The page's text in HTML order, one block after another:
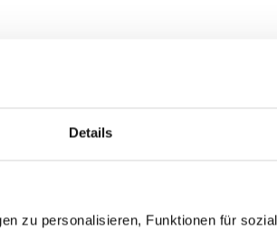
Details
zu personalisieren, Funktionen für
promoting talent
Our support - your enjoyment!